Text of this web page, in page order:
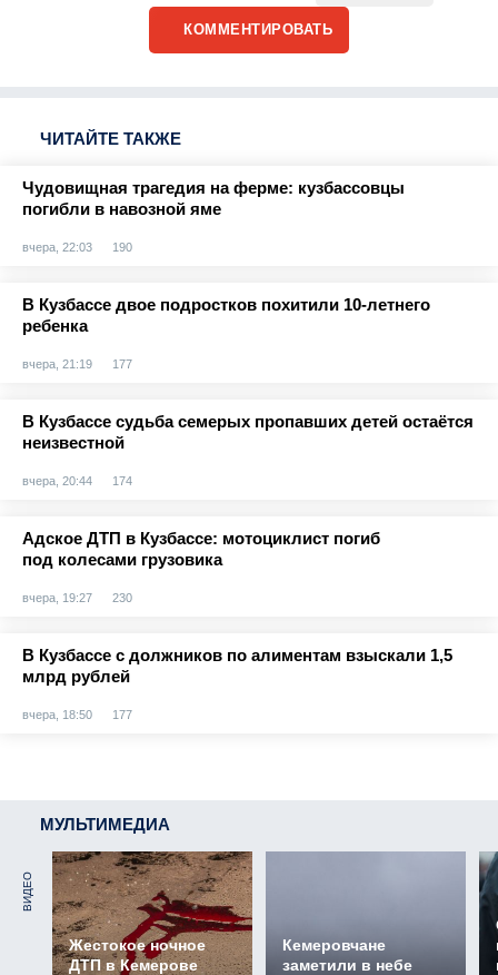
КОММЕНТИРОВАТЬ
ЧИТАЙТЕ ТАКЖЕ
Чудовищная трагедия на ферме: кузбассовцы
погибли в навозной яме
вчера, 22:03 190
В Кузбассе двое подростков похитили 10-летнего
ребенка
вчера, 21:19 177
В Кузбассе судьба семерых пропавших детей остаётся
неизвестной
вчера, 20:44 174
Адское ДТП в Кузбассе: мотоциклист погиб
под колесами грузовика
вчера, 19:27 230
В Кузбассе с должников по алиментам взыскали 1,5
млрд рублей
вчера, 18:50 177
МУЛЬТИМЕДИА
ВИДЕО
Жестокое ночное
ДТП в Кемерове
Кемеровчане
заметили в небе